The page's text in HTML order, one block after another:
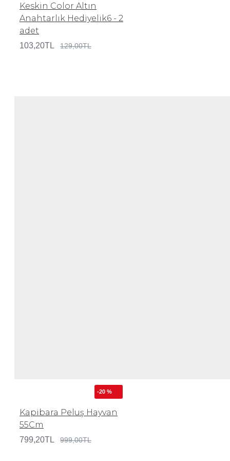
Keskin Color Altın
Anahtarlık Hediyelik6 - 2
adet
103,20TL 129,00TL
-20 %
Kapibara Peluş Hayvan
55Cm
799,20TL 999,00TL